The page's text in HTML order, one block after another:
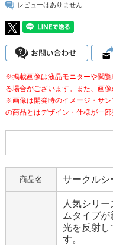
レビューはありません
※掲載画像は液晶モニターや閲
る場合がございます。また、画
※画像は開発時のイメージ・サ
の商品とはデザイン・仕様が一部
商品名 サークルシ
人気シリ
ムタイプが
光を反射し
す。